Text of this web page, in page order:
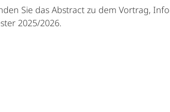
Sie das Abstract zu dem Vortrag,
2025/2026.